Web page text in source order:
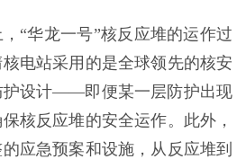
“华龙一号”核反应堆的运作过
电站采用的是全球领先的核安
护设计——即便某一层防护出现
核反应堆的安全运作。此外，
应急预案和设施，从反应堆到